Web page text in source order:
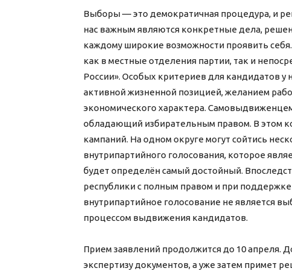
Выборы — это демократичная процедура, и
нас важным являются конкретные дела,
каждому широкие возможности проявить
как в местные отделения партии, так и
России». Особых критериев для кандидатов
активной жизненной позицией, желанием
экономического характера.
обладающий избирательным правом. В этом
кампаний. На одном округе могут сойтись
внутрипартийного голосования, которое
будет определён самый достойный.
республики с полным правом и при
внутрипартийное голосование не является
процессом выдвижения кандидатов.
Прием заявлений продолжится до 10 апреля.
экспертизу документов, а уже затем примет